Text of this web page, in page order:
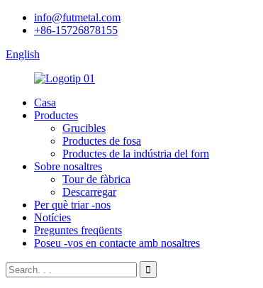
info@futmetal.com
+86-15726878155
English
Casa
Productes
Grucibles
Productes de fosa
Productes de la indústria del forn
Sobre nosaltres
Tour de fàbrica
Descarregar
Per què triar -nos
Notícies
Preguntes freqüents
Poseu -vos en contacte amb nosaltres